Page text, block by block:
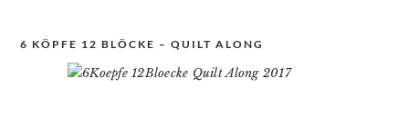
6 KÖPFE 12 BLÖCKE – QUILT ALONG